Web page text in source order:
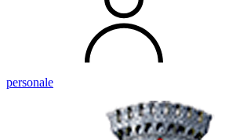
personale